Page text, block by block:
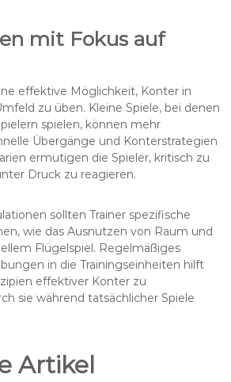
mit Fokus auf
effektive Möglichkeit, Konter in
zu üben. Kleine Spiele, bei denen
spielen, können mehr
Übergänge und Konterstrategien
ermutigen die Spieler, kritisch zu
Druck zu reagieren.
sollten Trainer spezifische
wie das Ausnutzen von Raum und
Flügelspiel. Regelmäßiges
in die Trainingseinheiten hilft
effektiver Konter zu
sie während tatsächlicher Spiele
Artikel